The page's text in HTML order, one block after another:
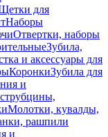
для
Наборы
Отвертки, наборы
Зубила,
и аксессуары для
КоронкиЗубила для
и
Молотки, кувалды,
рашпили
и